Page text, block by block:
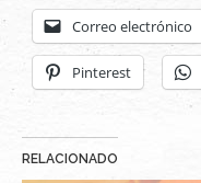
Correo electrónico
Pinterest
RELACIONADO